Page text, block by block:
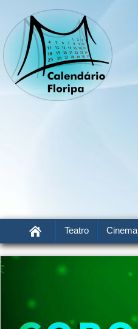
Teatro Cinema